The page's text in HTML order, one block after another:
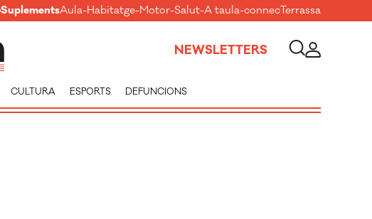
SuplementsAula-Habitatge-Motor-Salut-A taula-connecTerrassa
NEWSLETTERS
CULTURA ESPORTS DEFUNCIONS